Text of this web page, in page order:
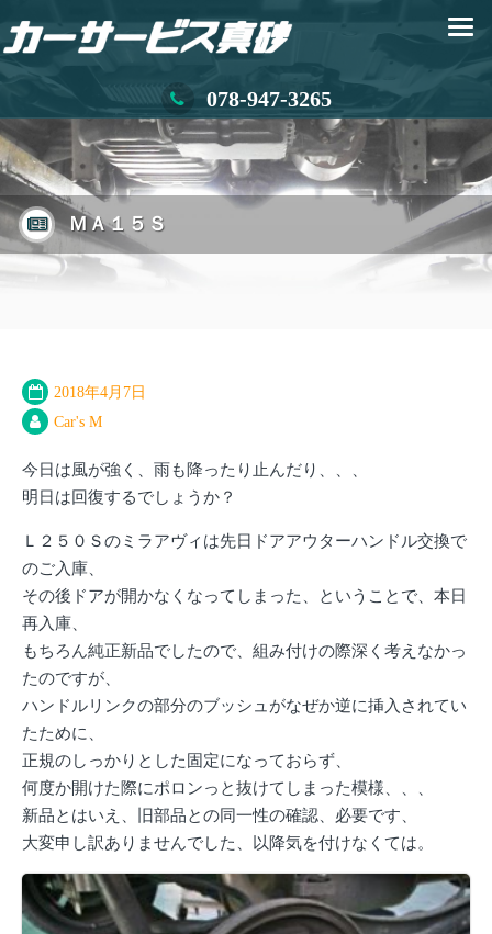
078-947-3265
ＭＡ１５Ｓ
2018年4月7日
Car's M
今日は風が強く、雨も降ったり止んだり、、、
明日は回復するでしょうか？
Ｌ２５０Ｓのミラアヴィは先日ドアアウターハンドル交換で
のご入庫、
その後ドアが開かなくなってしまった、ということで、本日
再入庫、
もちろん純正新品でしたので、組み付けの際深く考えなかっ
たのですが、
ハンドルリンクの部分のブッシュがなぜか逆に挿入されてい
たために、
正規のしっかりとした固定になっておらず、
何度か開けた際にポロンっと抜けてしまった模様、、、
新品とはいえ、旧部品との同一性の確認、必要です、
大変申し訳ありませんでした、以降気を付けなくては。